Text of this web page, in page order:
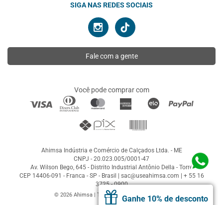
Ganhe 10% de desconto
SIGA NAS REDES SOCIAIS
Fale com a gente
Você pode comprar com
Ahimsa Indústria e Comércio de Calçados Ltda. - ME
CNPJ - 20.023.005/0001-47
Av. Wilson Bego, 645 - Distrito Industrial Antônio Della - Torre
CEP 14406-091 - Franca - SP - Brasil | sac@useahimsa.com
+ 55 16
3725 - 0900
© 2026 Ahimsa | Todos os direitos reservados